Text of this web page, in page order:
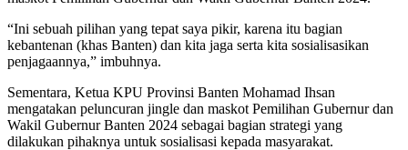
“Ini sebuah pilihan yang tepat saya pikir, karena itu bagian
kebantenan (khas Banten) dan kita jaga serta kita sosialisasikan
penjagaannya,” imbuhnya.
Sementara, Ketua KPU Provinsi Banten Mohamad Ihsan
mengatakan peluncuran jingle dan maskot Pemilihan Gubernur dan
Wakil Gubernur Banten 2024 sebagai bagian strategi yang
dilakukan pihaknya untuk sosialisasi kepada masyarakat.